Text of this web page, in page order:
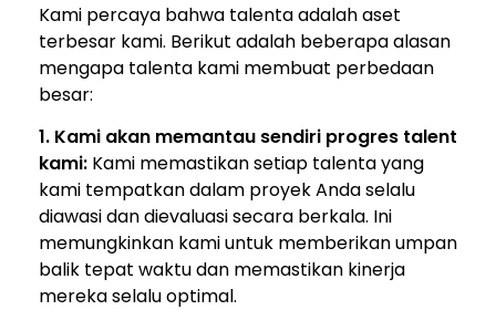
Kami percaya bahwa talenta adalah aset
terbesar kami. Berikut adalah beberapa alasan
mengapa talenta kami membuat perbedaan
besar:
1. Kami akan memantau sendiri progres talent
kami: Kami memastikan setiap talenta yang
kami tempatkan dalam proyek Anda selalu
diawasi dan dievaluasi secara berkala. Ini
memungkinkan kami untuk memberikan umpan
balik tepat waktu dan memastikan kinerja
mereka selalu optimal.